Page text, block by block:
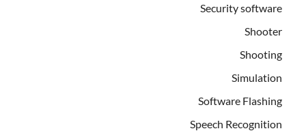
Security software
Shooter
Shooting
Simulation
Software Flashing
Speech Recognition